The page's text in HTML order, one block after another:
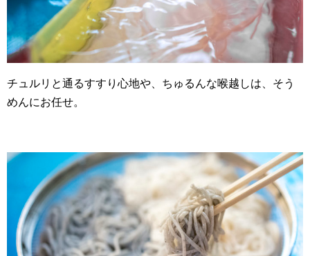
チュルリと通るすすり心地や、ちゅるんな喉越しは、そう
めんにお任せ。